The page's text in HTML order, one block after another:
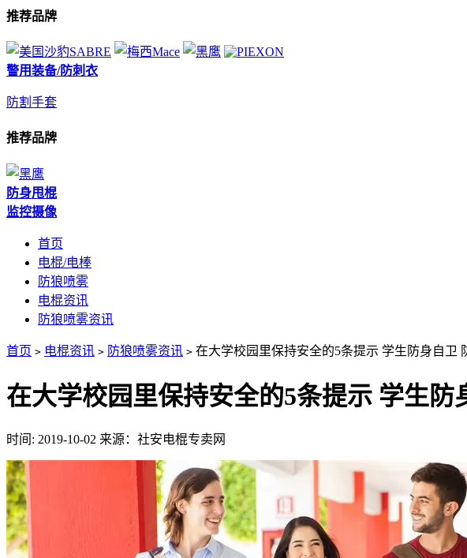
推荐品牌
警用装备/防刺衣
防割手套
推荐品牌
防身甩棍
监控摄像
首页
电棍/电棒
防狼喷雾
电棍资讯
防狼喷雾资讯
首页 > 电棍资讯 > 防狼喷雾资讯 > 在大学校园里保持安全的5条提示 学生防身自卫
在大学校园里保持安全的5条提示 学生防
时间: 2019-10-02 来源：社安电棍专卖网